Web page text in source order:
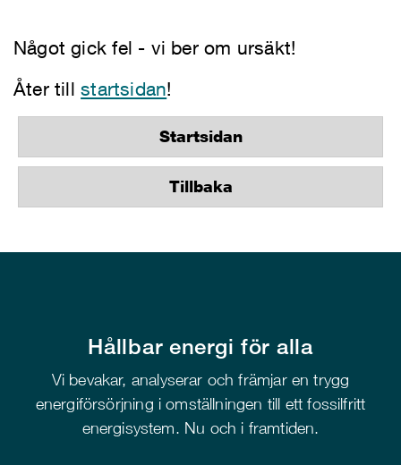
Något gick fel - vi ber om ursäkt!
Åter tillstartsidan!
Startsidan
Tillbaka
Hållbar energi för alla
Vi bevakar, analyserar och främjar en trygg
energiförsörjning i omställningen till ett fossilfritt
energisystem. Nu och i framtiden.